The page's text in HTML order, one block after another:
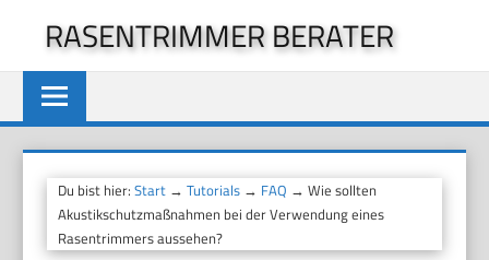
springen
RASENTRIMMER BERATER
Du bist hier:Start →Tutorials → FAQ → Wie sollten
Akustikschutzmaßnahmen bei der Verwendung eines
Rasentrimmers aussehen?